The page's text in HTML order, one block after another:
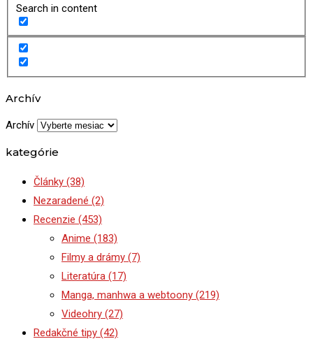
Search in content
Archív
Archív
kategórie
Články (38)
Nezaradené (2)
Recenzie (453)
Anime (183)
Filmy a drámy (7)
Literatúra (17)
Manga, manhwa a webtoony (219)
Videohry (27)
Redakčné tipy (42)